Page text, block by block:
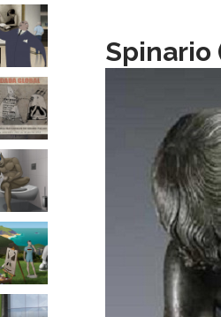
Spinario